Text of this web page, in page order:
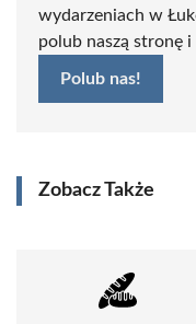
wydarzeniach w
polub naszą stronę i
Polub nas!
Zobacz Także